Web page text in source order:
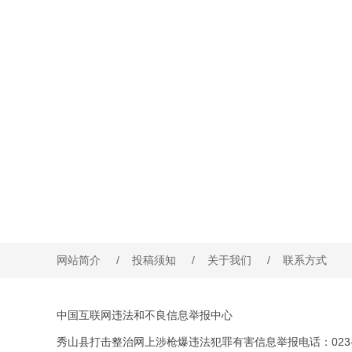
网站简介 / 投稿须知 / 关于我们 / 联系方式
中国互联网违法和不良信息举报中心
秀山县打击整治网上涉枪爆违法犯罪有害信息举报电话：